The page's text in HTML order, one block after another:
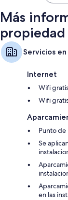
Más
propiedad
Servicios
Internet
Wifi
Wifi
Punto de
Se
en las